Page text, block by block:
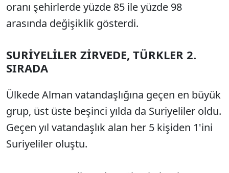
oranı şehirlerde yüzde 85 ile yüzde 98
arasında değişiklik gösterdi.
SURİYELİLER ZİRVEDE, TÜRKLER 2.
SIRADA
Ülkede Alman vatandaşlığına geçen en büyük
grup, üst üste beşinci yılda da Suriyeliler oldu.
Geçen yıl vatandaşlık alan her 5 kişiden 1'ini
Suriyeliler oluştu.